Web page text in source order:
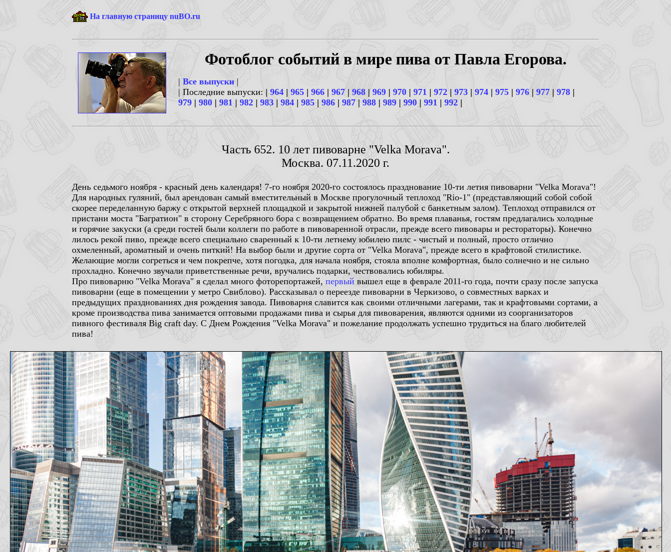
На главную страницу nuBO.ru
Фотоблог событий в мире пива от Павла Егорова.
| Все выпуски |
| Последние выпуски: | 964 | 965 | 966 | 967| 968 | 969 | 970 | 971 | 972 | 973 | 974 | 975 | 976| 977 | 978 |
979 | 980 | 981 | 982 | 983 | 984 | 985 | 986 | 987|988 | 989 | 990 | 991 | 992 |
Часть 652. 10 лет пивоварне "Velka Morava".
Москва. 07.11.2020 г.
День седьмого ноября - красный день календаря! 7-го ноября 2020-го состоялось празднование 10-ти летия пивоварни "Velka Morava"!
Для народных гуляний, был арендован самый вместительный в Москве прогулочный теплоход "Rio-1" (представляющий собой собой
скорее переделанную баржу с открытой верхней площадкой и закрытой нижней палубой с банкетным залом). Теплоход отправился от
пристани моста "Багратион" в сторону Серебряного бора с возвращением обратно. Во время плаванья, гостям предлагались холодные
и горячие закуски (а среди гостей были коллеги по работе в пивоваренной отрасли, прежде всего пивовары и рестораторы). Конечно
лилось рекой пиво, прежде всего специально сваренный к 10-ти летнему юбилею пилс - чистый и полный, просто отлично
охмеленный, ароматный и очень питкий! На выбор были и другие сорта от "Velka Morava", прежде всего в крафтовой стилистике.
Желающие могли согреться и чем покрепче, хотя погодка, для начала ноября, стояла вполне комфортная, было солнечно и не сильно
прохладно. Конечно звучали приветственные речи, вручались подарки, чествовались юбиляры.
Про пивоварню "Velka Morava" я сделал много фоторепортажей, первыйвышел еще в феврале 2011-го года, почти сразу после запуска
пивоварни (еще в помещении у метро Свиблово). Рассказывал о переезде пивоварни в Черкизово, о совместных варках и
предыдущих празднованиях дня рождения завода. Пивоварня славится как своими отличными лагерами, так и крафтовыми сортами, а
кроме производства пива занимается оптовыми продажами пива и сырья для пивоварения, являются одними из соорганизаторов
пивного фестиваля Big craft day. С Днем Рождения "Velka Morava" и пожелание продолжать успешно трудиться на благо любителей
пива!